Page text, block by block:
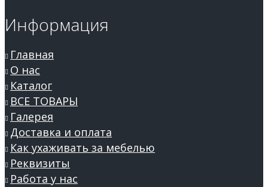
Информация
Главная
О нас
Каталог
ВСЕ ТОВАРЫ
Галерея
Доставка и оплата
Как ухаживать за мебелью
Реквизиты
Работа у нас